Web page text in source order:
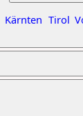
Kärnten Tirol